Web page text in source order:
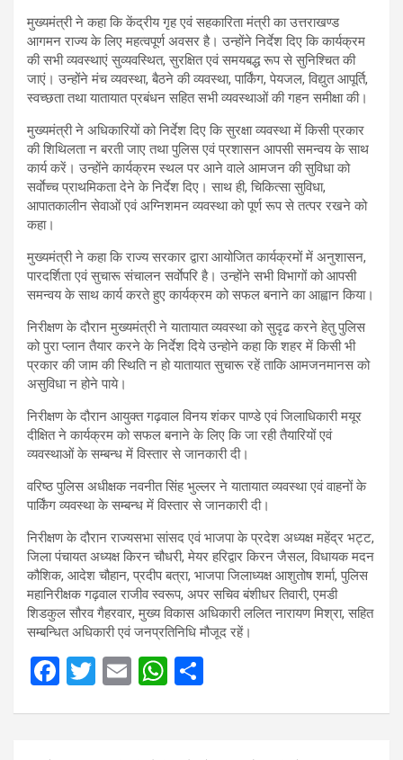
मुख्यमंत्री ने कहा कि केंद्रीय गृह एवं सहकारिता मंत्री का उत्तराखण्ड
आगमन राज्य के लिए महत्वपूर्ण अवसर है। उन्होंने निर्देश दिए कि कार्यक्रम
की सभी व्यवस्थाएं सुव्यवस्थित, सुरक्षित एवं समयबद्ध रूप से सुनिश्चित की
जाएं। उन्होंने मंच व्यवस्था, बैठने की व्यवस्था, पार्किंग, पेयजल, विद्युत आपूर्ति,
स्वच्छता तथा यातायात प्रबंधन सहित सभी व्यवस्थाओं की गहन समीक्षा की।
मुख्यमंत्री ने अधिकारियों को निर्देश दिए कि सुरक्षा व्यवस्था में किसी प्रकार
की शिथिलता न बरती जाए तथा पुलिस एवं प्रशासन आपसी समन्वय के साथ
कार्य करें। उन्होंने कार्यक्रम स्थल पर आने वाले आमजन की सुविधा को
सर्वाेच्च प्राथमिकता देने के निर्देश दिए। साथ ही, चिकित्सा सुविधा,
आपातकालीन सेवाओं एवं अग्निशमन व्यवस्था को पूर्ण रूप से तत्पर रखने को
कहा।
मुख्यमंत्री ने कहा कि राज्य सरकार द्वारा आयोजित कार्यक्रमों में अनुशासन,
पारदर्शिता एवं सुचारू संचालन सर्वाेपरि है। उन्होंने सभी विभागों को आपसी
समन्वय के साथ कार्य करते हुए कार्यक्रम को सफल बनाने का आह्वान किया।
निरीक्षण के दौरान मुख्यमंत्री ने यातायात व्यवस्था को सुदृढ करने हेतु पुलिस
को पुरा प्लान तैयार करने के निर्देश दिये उन्होने कहा कि शहर में किसी भी
प्रकार की जाम की स्थिति न हो यातायात सुचारू रहें ताकि आमजनमानस को
असुविधा न होने पाये।
निरीक्षण के दौरान आयुक्त गढ़वाल विनय शंकर पाण्डे एवं जिलाधिकारी मयूर
दीक्षित ने कार्यक्रम को सफल बनाने के लिए कि जा रही तैयारियों एवं
व्यवस्थाओं के सम्बन्ध में विस्तार से जानकारी दी।
वरिष्ठ पुलिस अधीक्षक नवनीत सिंह भुल्लर ने यातायात व्यवस्था एवं वाहनों के
पार्किंग व्यवस्था के सम्बन्ध में विस्तार से जानकारी दी।
निरीक्षण के दौरान राज्यसभा सांसद एवं भाजपा के प्रदेश अध्यक्ष महेंद्र भट्ट,
जिला पंचायत अध्यक्ष किरन चौधरी, मेयर हरिद्वार किरन जैसल, विधायक मदन
कौशिक, आदेश चौहान, प्रदीप बत्रा, भाजपा जिलाध्यक्ष आशुतोष शर्मा, पुलिस
महानिरीक्षक गढ़वाल राजीव स्वरूप, अपर सचिव बंशीधर तिवारी, एमडी
शिडकुल सौरव गैहरवार, मुख्य विकास अधिकारी ललित नारायण मिश्रा, सहित
सम्बन्धित अधिकारी एवं जनप्रतिनिधि मौजूद रहें।
F
T
E
W
Post